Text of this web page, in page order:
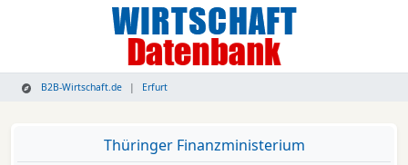
B2B-Wirtschaft.de Erfurt
Thüringer Finanzministerium